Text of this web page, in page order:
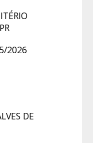
2026
DE